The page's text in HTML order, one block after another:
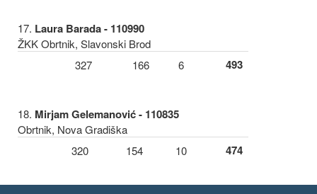
17. Laura Barada - 110990
ŽKK Obrtnik, Slavonski Brod
327
166 6 493
18. Mirjam Gelemanović - 110835
Obrtnik, Nova Gradiška
320
154 10 474